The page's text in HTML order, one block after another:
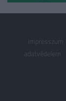
impresszum
adatvédelem